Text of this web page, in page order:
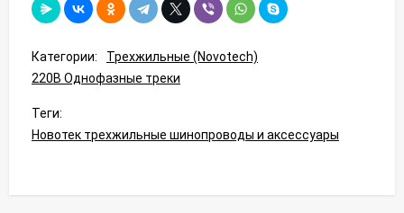
Категории:
Трехжильные (Novotech)
220В Однофазные треки
Теги:
Новотек трехжильные шинопроводы и аксессуары